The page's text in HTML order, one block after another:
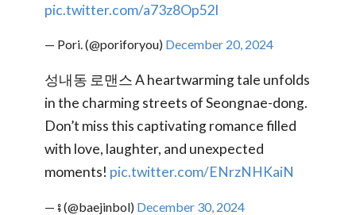
pic.twitter.com/a73z8Op52l
— Pori. (@poriforyou) December 20, 2024
성내동 로맨스 A heartwarming tale unfolds
in the charming streets of Seongnae-dong.
Don’t miss this captivating romance filled
with love, laughter, and unexpected
moments! pic.twitter.com/ENrzNHKaiN
— ⨾ (@baejinbol) December 30, 2024